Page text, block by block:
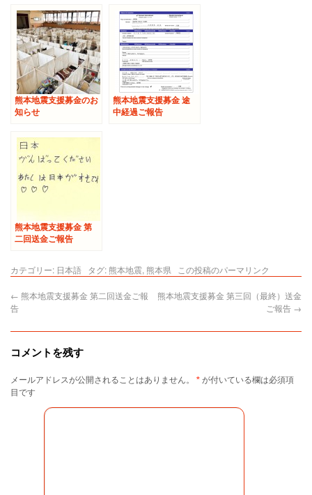
熊本地震支援募金のお
知らせ
熊本地震支援募金 途
中経過ご報告
熊本地震支援募金 第
二回送金ご報告
カテゴリー: 日本語 タグ:熊本地震, 熊本県 この投稿のパーマリンク
← 熊本地震支援募金 第二回送金ご報
告
熊本地震支援募金 第三回（最終）送金
ご報告 →
コメントを残す
メールアドレスが公開されることはありません。 * が付いている欄は必須項
目です